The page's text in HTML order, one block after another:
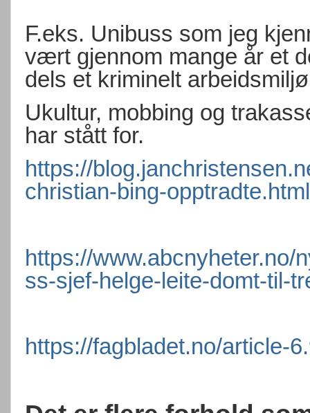
F.eks. Unibuss som jeg
vært gjennom mange år et
dels et kriminelt
Ukultur, mobbing og
har stått for.
https://
christian-bing-opptradte.html
https://www.abcnyheter.no/
ss-sjef-helge-leite-domt-til-
https://fagbladet.no/article-